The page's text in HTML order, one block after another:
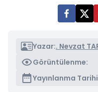
Yazar:. Nevzat
Görüntülenme:
Yayınlanma